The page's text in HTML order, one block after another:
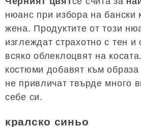
нюанс при избора на бански
жена. Продуктите от този
изглеждат страхотно с тен
всяко облеклоцвят на
костюми добавят към образа
не привличат твърде много
себе си.
кралско синьо